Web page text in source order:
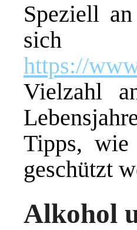
Speziell
sich
https://
Vielzahl
Tipps,
geschützt
Alkohol